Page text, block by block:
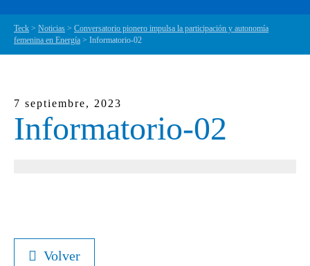
Teck > Noticias > Conversatorio pionero impulsa la participación y autonomía
femenina en Energía > Informatorio-02
7 septiembre, 2023
Informatorio-02
Volver